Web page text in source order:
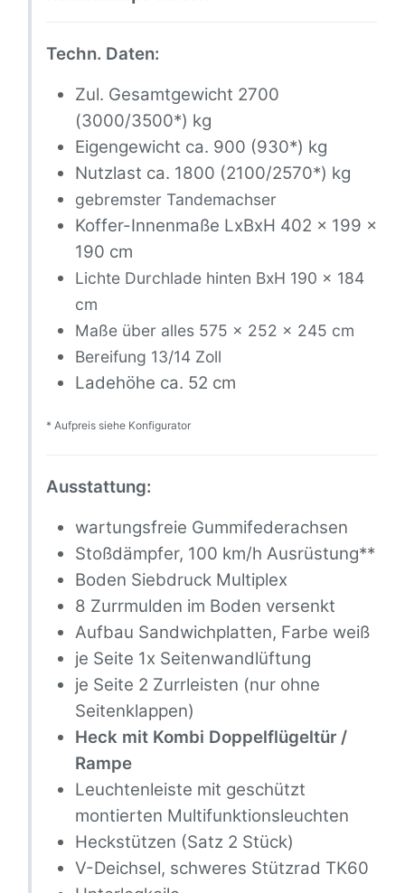
Techn. Daten:
Zul. Gesamtgewicht 2700
(3000/3500*) kg
Eigengewicht ca. 900 (930*) kg
Nutzlast ca. 1800 (2100/2570*) kg
gebremster Tandemachser
Koffer-Innenmaße LxBxH 402 x 199 x
190 cm
Lichte Durchlade hinten BxH 190 x 184
cm
Maße über alles 575 x 252 x 245 cm
Bereifung 13/14 Zoll
Ladehöhe ca. 52 cm
* Aufpreis siehe Konfigurator
Ausstattung:
wartungsfreie Gummifederachsen
Stoßdämpfer, 100 km/h Ausrüstung**
Boden Siebdruck Multiplex
8 Zurrmulden im Boden versenkt
Aufbau Sandwichplatten, Farbe weiß
je Seite 1x Seitenwandlüftung
je Seite 2 Zurrleisten (nur ohne
Seitenklappen)
Heck mit Kombi Doppelflügeltür /
Rampe
Leuchtenleiste mit geschützt
montierten Multifunktionsleuchten
Heckstützen (Satz 2 Stück)
V-Deichsel, schweres Stützrad TK60